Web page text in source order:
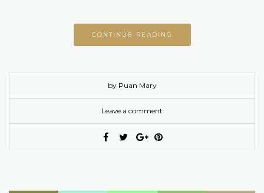
CONTINUE READING
by Puan Mary
Leave a comment